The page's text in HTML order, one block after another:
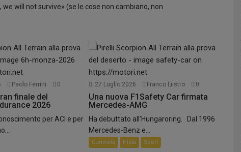
will not survive» (se le cose non cambiano, non
Paolo Ferrini 0
finale del
2026
per ACI e per
27 Luglio 2026 Franco Liistro 0
Una nuova F1Safety Car firmata
Mercedes-AMG
Ha debuttato all’Hungaroring. Dal 1996
Mercedes-Benz e...
Curiosità Pista Sport